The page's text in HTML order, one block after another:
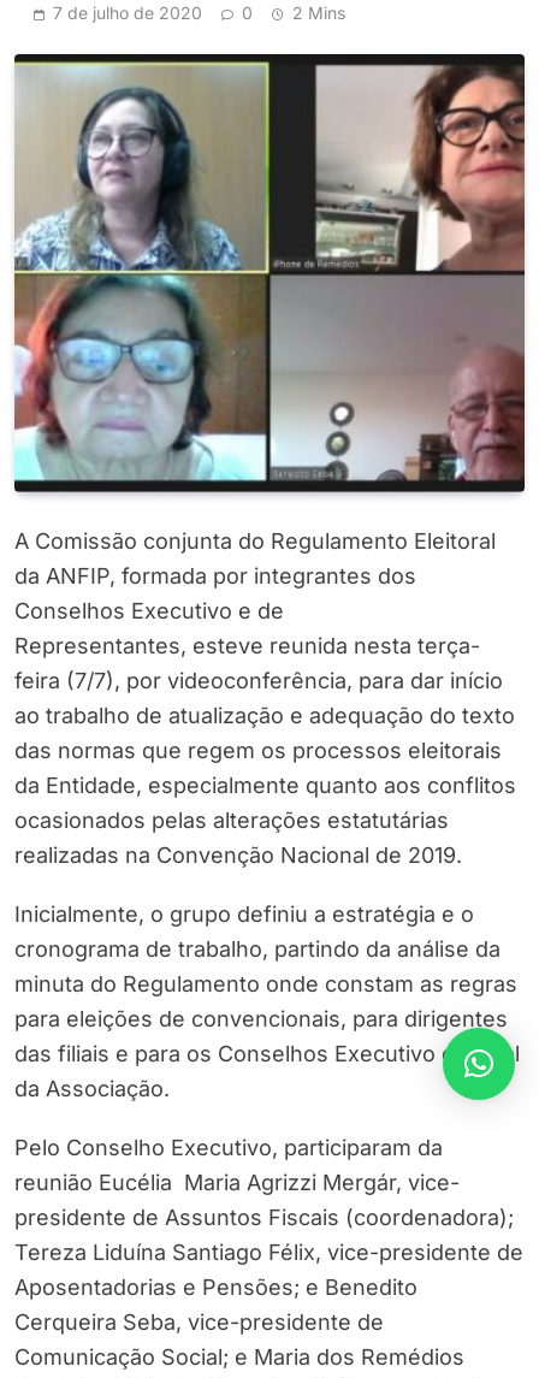
7 de julho de 2020 0 2 Mins
A Comissão conjunta do Regulamento Eleitoral
da ANFIP, formada por integrantes dos
Conselhos Executivo e de
Representantes, esteve reunida nesta terça-
feira (7/7), por videoconferência, para dar início
ao trabalho de atualização e adequação do texto
das normas que regem os processos eleitorais
da Entidade, especialmente quanto aos conflitos
ocasionados pelas alterações estatutárias
realizadas na Convenção Nacional de 2019.
Inicialmente, o grupo definiu a estratégia e o
cronograma de trabalho, partindo da análise da
minuta do Regulamento onde constam as regras
para eleições de convencionais, para dirigentes
das filiais e para os Conselhos Executivo e Fiscal
da Associação.
Pelo Conselho Executivo, participaram da
reunião Eucélia Maria Agrizzi Mergár, vice-
presidente de Assuntos Fiscais (coordenadora);
Tereza Liduína Santiago Félix, vice-presidente de
Aposentadorias e Pensões; e Benedito
Cerqueira Seba, vice-presidente de
Comunicação Social; e Maria dos Remédios